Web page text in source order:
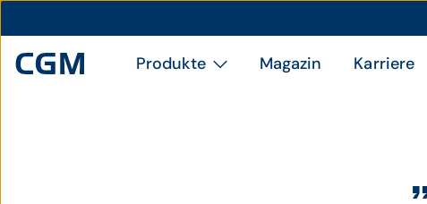
Produkte Magazin Karriere